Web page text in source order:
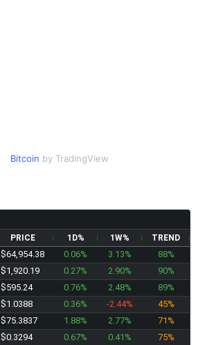
Bitcoin by TradingView
PRICE 1D% 1W% TREND
$64,954.38 0.06% 3.13%
88%
$1,920.19 0.27% 2.90%
90%
$595.24 0.76% 2.48%
89%
$1.0388 0.36% -2.44%
45%
$75.3837 1.88% 2.77%
71%
$0.3294 0.67% 0.41% 75%